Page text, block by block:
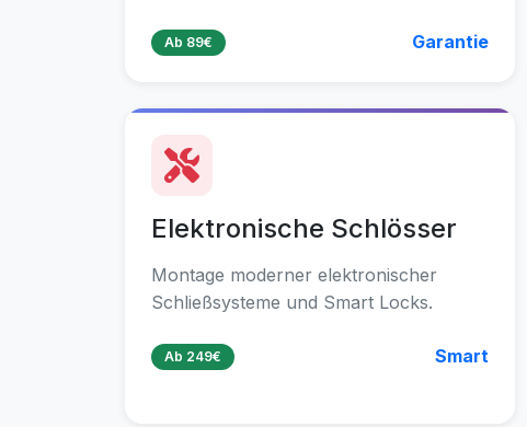
Ab 89€ Garantie
Elektronische Schlösser
Montage moderner elektronischer
Schließsysteme und Smart Locks.
Ab 249€ Smart